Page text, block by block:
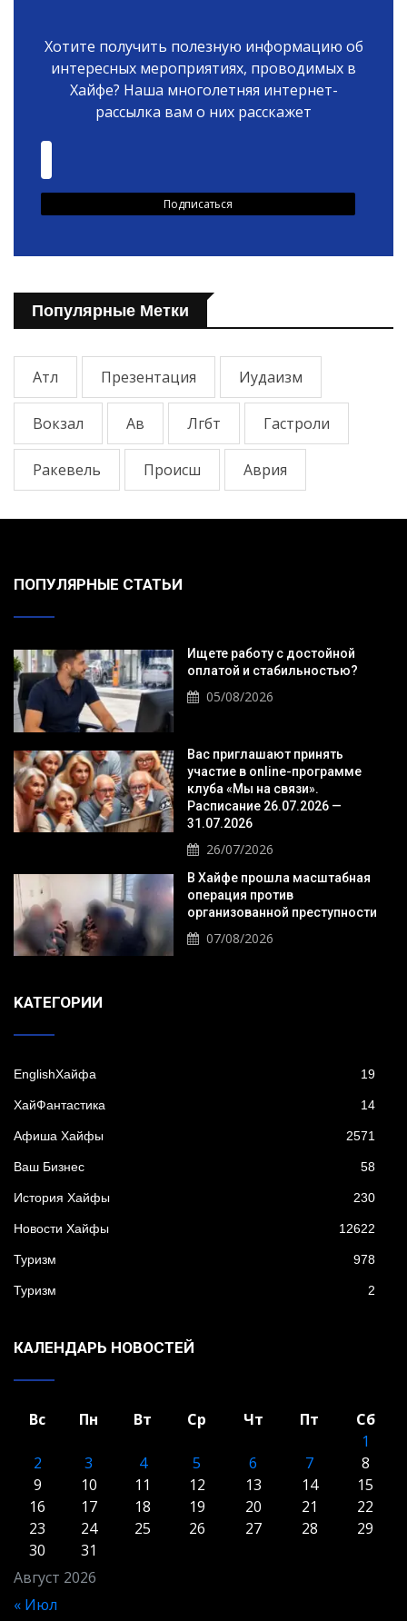
Хотите получить полезную информацию об
интересных мероприятиях, проводимых в
Хайфе? Наша многолетняя интернет-
рассылка вам о них расскажет
Популярные Метки
Атл Презентация Иудаизм
Вокзал Ав Лгбт Гастроли
Ракевель Происш Аврия
ПОПУЛЯРНЫЕ СТАТЬИ
Ищете работу с достойной
оплатой и стабильностью?
05/08/2026
Вас приглашают принять
участие в online-программе
клуба «Мы на связи».
Расписание 26.07.2026 —
31.07.2026
26/07/2026
В Хайфе прошла масштабная
операция против
организованной преступности
07/08/2026
KАТЕГОРИИ
EnglishХайфа 19
XайФантастика 14
Афиша Хайфы 2571
Ваш Бизнес 58
История Хайфы 230
Новости Хайфы 12622
Туризм 978
Туризм 2
КАЛЕНДАРЬ НОВОСТЕЙ
Август 2026
Вс Пн Вт Ср Чт Пт
Сб
1
2
3 4 5 6 7
8
9
10 11 12 13 14
15
16
17 18 19 20 21
22
23
24 25 26 27 28
29
30
31
« Июл